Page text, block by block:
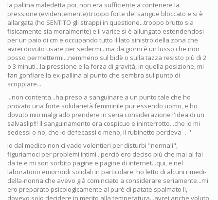
la pallina maledetta poi, non era sufficiente a contenere la
pressione (evidentemente) troppo forte del sangue bloccato e si è
allargata (ho SENTITO gli strappi in questione...troppo brutto sia
fisicamente sia moralmente) e il varice si è allungato estendendosi
per un paio di cm e occupando tutto il lato sinistro della zona che
avrei dovuto usare per sedermi...ma da giorni è un lusso che non
posso permettermi...nemmeno sul bidè o sulla tazza resisto più di 2
o 3 minuti...la pressione e la forza di gravità, in quella posizione, mi
fan gonfiare la ex-pallina al punto che sembra sul punto di
scoppiare...
...non contenta...ha preso a sanguinare a un punto tale che ho
provato una forte solidarietà femminile pur essendo uomo, e ho
dovuto mio malgrado prendere in seria considerazione l'idea di un
salvaslip!!! Il sanguinamento era cospicuo e ininterrotto...che io mi
sedessi o no, che io defecassi o meno, il rubinetto perdeva -.-''
Io dal medico non ci vado volentieri per disturbi "normali",
figuriamoci per problemi intimi...perciò ero deciso più che mai al fai
da te e mi son sorbito pagine e pagine di internet...qui, e nel
laboratorio emorroidi solidali in particolare, ho letto di alcuni rimedi-
della-nonna che avevo già cominciato a considerare seriamente...mi
ero preparato psicologicamente al purè di patate spalmato lì,
dovevo solo decidere in merito alla temperatura...avrei anche voluto